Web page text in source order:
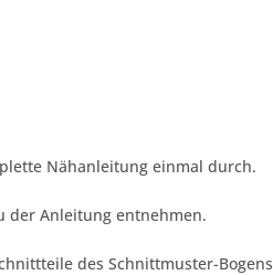
Nähanleitung einmal durch.
der Anleitung entnehmen.
des Schnittmuster-Bogens